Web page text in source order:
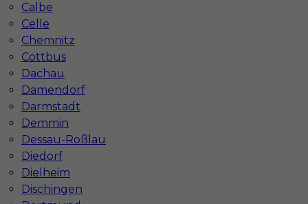
Calbe
Celle
Chemnitz
Cottbus
Dachau
Damendorf
Darmstadt
Demmin
Dessau-Roßlau
Diedorf
Dielheim
Dischingen
Informacje w sprawie pracy
Telefon:793-577-977
Dane firmy
In-Serv Team Sp. z o.o.
ul. Bóżnicza 15/6
61-751 Poznań, Polen